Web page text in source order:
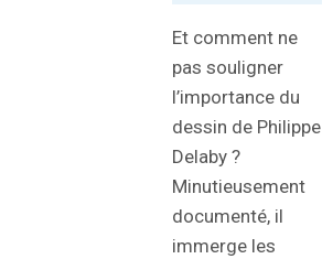
Et comment ne
pas souligner
l’importance du
dessin de Philippe
Delaby ?
Minutieusement
documenté, il
immerge les